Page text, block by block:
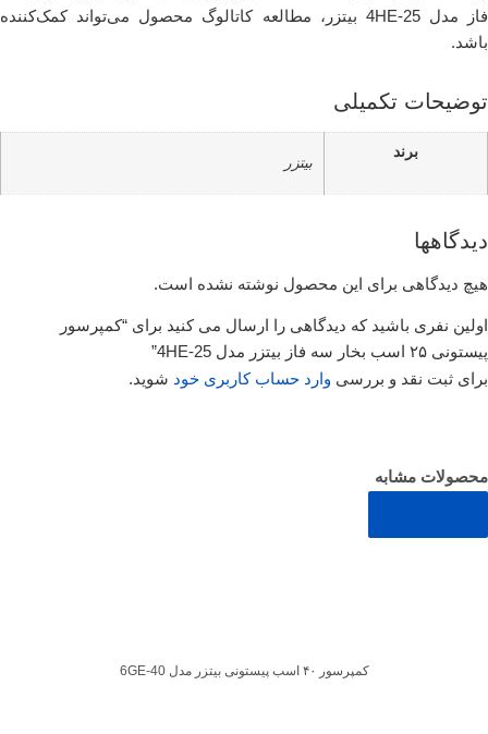
فاز مدل 4HE-25 بیتزر، مطالعه کاتالوگ محصول می‌تواند کمک‌کننده
باشد.
توضیحات تکمیلی
برند
بیتزر
دیدگاهها
هیچ دیدگاهی برای این محصول نوشته نشده است.
اولین نفری باشید که دیدگاهی را ارسال می کنید برای “کمپرسور
پیستونی ۲۵ اسب بخار سه فاز بیتزر مدل 4HE-25”
برای ثبت نقد و بررسی وارد حساب کاربری خود شوید.
محصولات مشابه
کمپرسور ۴۰ اسب پیستونی بیتزر مدل 6GE-40